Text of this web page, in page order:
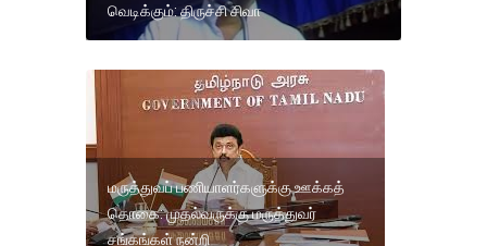
வெடிக்கும்: திருச்சி சிவா
மருத்துவப் பணியாளர்களுக்கு ஊக்கத்
தொகை: முதல்வருக்கு மருத்துவர்
சங்கங்கள் நன்றி